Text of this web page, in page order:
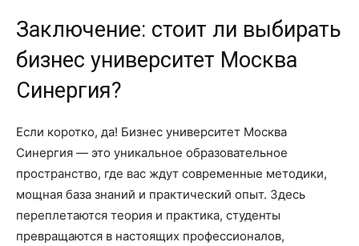
Заключение: стоит ли выбирать
бизнес университет Москва
Синергия?
Если коротко, да! Бизнес университет Москва
Синергия — это уникальное образовательное
пространство, где вас ждут современные методики,
мощная база знаний и практический опыт. Здесь
переплетаются теория и практика, студенты
превращаются в настоящих профессионалов,